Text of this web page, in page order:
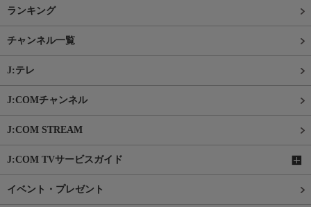
ランキング
チャンネル一覧
J:テレ
J:COMチャンネル
J:COM STREAM
J:COM TVサービスガイド
イベント・プレゼント